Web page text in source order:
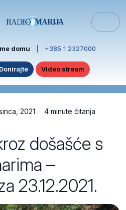
domu +385 1 2327000
Donirajte Video stream
2021 4 minute čitanja
došašće s
–
23.12.2021.